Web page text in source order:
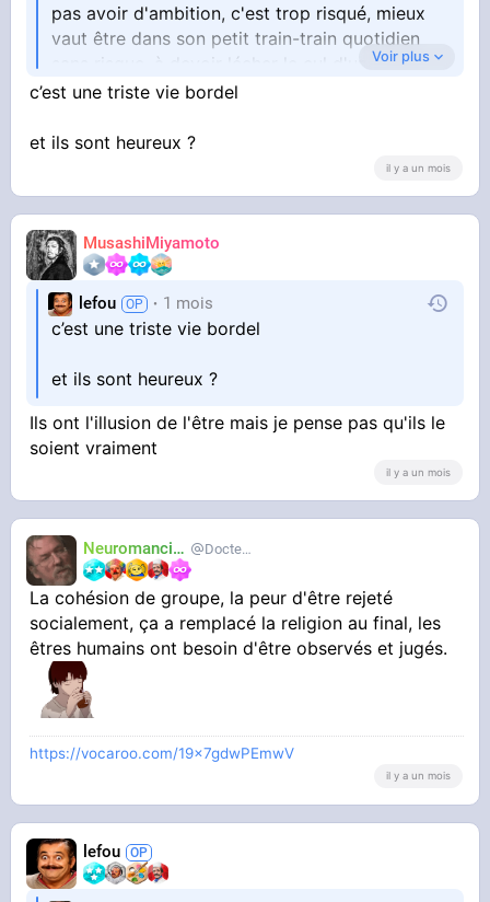
pas avoir d'ambition, c'est trop risqué, mieux
vaut être dans son petit train-train quotidien
sans risque, à devoir lécher le cul d'un patron
pendant une quarantaine d'années avant
comprenez quasiment rien pour vivre.
Voir plus
c’est une triste vie bordel
et ils sont heureux ?
il y a un mois
MusashiMiyamoto
lefou 1 mois
c’est une triste vie bordel
et ils sont heureux ?
Ils ont l'illusion de l'être mais je pense pas qu'ils le
soient vraiment
il y a un mois
Neuromancien Docteur-Lulu
La cohésion de groupe, la peur d'être rejeté
socialement, ça a remplacé la religion au final, les
êtres humains ont besoin d'être observés et jugés.
https://vocaroo.com/19x7gdwPEmwV
il y a un mois
lefou